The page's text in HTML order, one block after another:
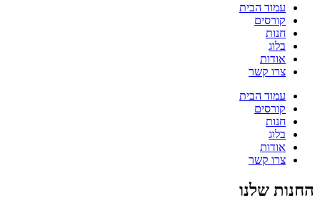
עמוד הבית
קורסים
חנות
בלוג
אודות
צרו קשר
עמוד הבית
קורסים
חנות
בלוג
אודות
צרו קשר
החנות שלנו